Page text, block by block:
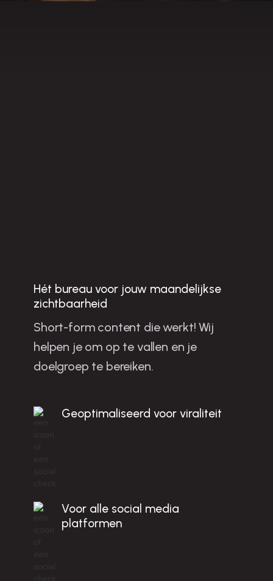
Jo
u
w
b
u
sin
e
ss
la
te
n
g
ro
e
ie
n
m
e
t sh
o
rt-fo
rm
c
o
n
te
n
t in
o
rd
re
c
h
Hét bureau voor jouw maandelijkse
zichtbaarheid
Short-form content die werkt! Wij
helpen je om op te vallen en je
doelgroep te bereiken.
Geoptimaliseerd voor viraliteit
Voor alle social media
platformen